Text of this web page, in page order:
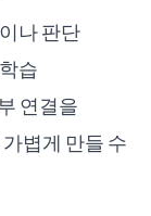
나 판단
습
연결을
볍게 만들 수